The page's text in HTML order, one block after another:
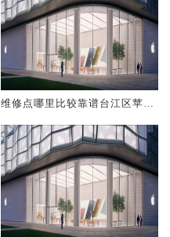
维修点哪里比较靠谱台江区苹果